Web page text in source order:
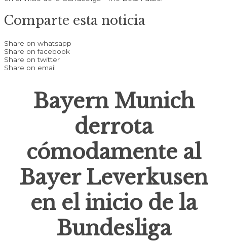
Comparte esta noticia
Share on whatsapp
Share on facebook
Share on twitter
Share on email
Bayern Munich
derrota
cómodamente al
Bayer Leverkusen
en el inicio de la
Bundesliga